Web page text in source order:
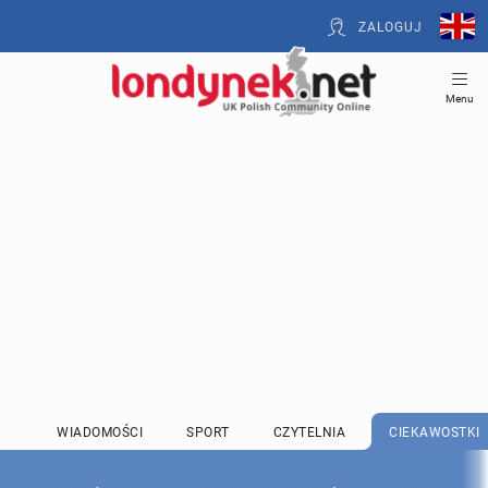
ZALOGUJ
Menu
WIADOMOŚCI SPORT CZYTELNIA CIEKAWOSTKI